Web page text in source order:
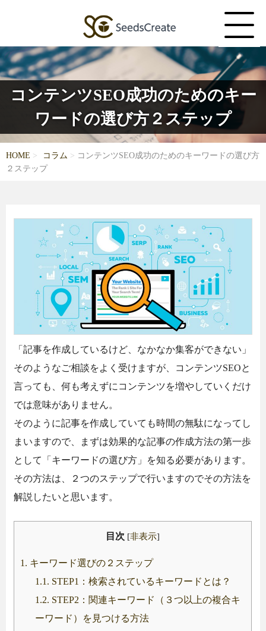
コンテンツSEO成功のためのキー
ワードの選び方２ステップ
HOME コラム
コンテンツSEO成功のためのキーワードの選び方
２ステップ
「記事を作成しているけど、なかなか集客ができない」
そのようなご相談をよく受けますが、コンテンツSEOと
言っても、何も考えずにコンテンツを増やしていくだけ
では意味がありません。
そのように記事を作成していても時間の無駄になってし
まいますので、まずは効果的な記事の作成方法の第一歩
として「キーワードの選び方」を知る必要があります。
その方法は、２つのステップで行いますのでその方法を
解説したいと思います。
目次 [非表示]
1. キーワード選びの２ステップ
1.1. STEP1：検索されているキーワードとは？
1.2. STEP2：関連キーワード（３つ以上の複合キ
ーワード）を見つける方法